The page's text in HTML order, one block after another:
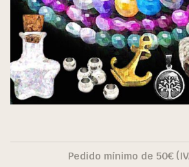
Pedido mínimo de 50€